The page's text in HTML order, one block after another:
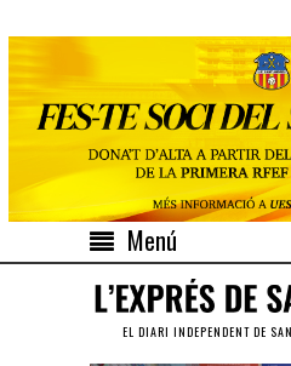
Menú
EL DIARI INDEPENDENT DE